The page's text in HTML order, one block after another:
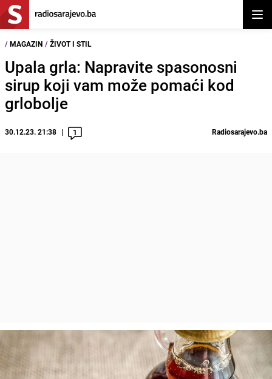
/ MAGAZIN / ŽIVOT I STIL
Upala grla: Napravite spasonosni
sirup koji vam može pomaći kod
grlobolje
30.12.23. 21:38 1 Radiosarajevo.ba